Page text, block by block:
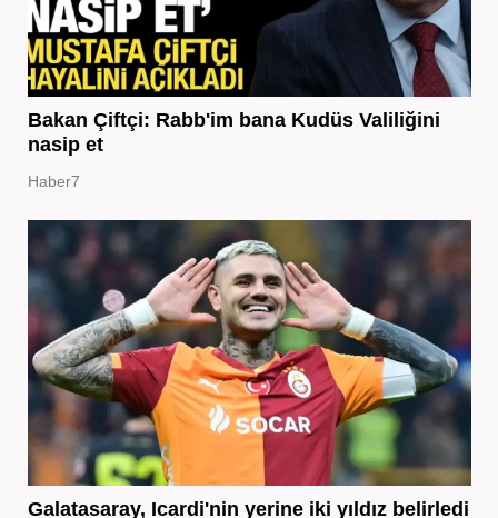
Bakan Çiftçi: Rabb'im bana Kudüs Valiliğini
nasip et
Haber7
Galatasaray, Icardi'nin yerine iki yıldız belirledi